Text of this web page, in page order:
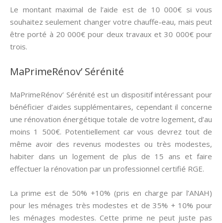
Le montant maximal de l’aide est de 10 000€ si vous
souhaitez seulement changer votre chauffe-eau, mais peut
être porté à 20 000€ pour deux travaux et 30 000€ pour
trois.
MaPrimeRénov’ Sérénité
MaPrimeRénov’ Sérénité est un dispositif intéressant pour
bénéficier d’aides supplémentaires, cependant il concerne
une rénovation énergétique totale de votre logement, d’au
moins 1 500€. Potentiellement car vous devrez tout de
même avoir des revenus modestes ou très modestes,
habiter dans un logement de plus de 15 ans et faire
effectuer la rénovation par un professionnel certifié RGE.
La prime est de 50% +10% (pris en charge par l’ANAH)
pour les ménages très modestes et de 35% + 10% pour
les ménages modestes. Cette prime ne peut juste pas